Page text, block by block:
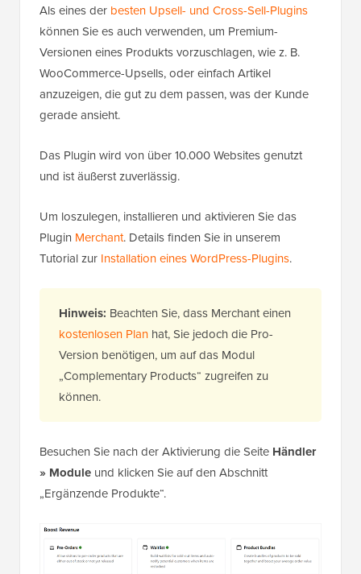
Als eines der besten Upsell- und Cross-Sell-Plugins
können Sie es auch verwenden, um Premium-
Versionen eines Produkts vorzuschlagen, wie z. B.
WooCommerce-Upsells, oder einfach Artikel
anzuzeigen, die gut zu dem passen, was der Kunde
gerade ansieht.
Das Plugin wird von über 10.000 Websites genutzt
und ist äußerst zuverlässig.
Um loszulegen, installieren und aktivieren Sie das
Plugin Merchant. Details finden Sie in unserem
Tutorial zur Installation eines WordPress-Plugins.
Hinweis: Beachten Sie, dass Merchant einen
kostenlosen Plan hat, Sie jedoch die Pro-
Version benötigen, um auf das Modul
„Complementary Products“ zugreifen zu
können.
Besuchen Sie nach der Aktivierung die Seite Händler
» Module und klicken Sie auf den Abschnitt
„Ergänzende Produkte“.